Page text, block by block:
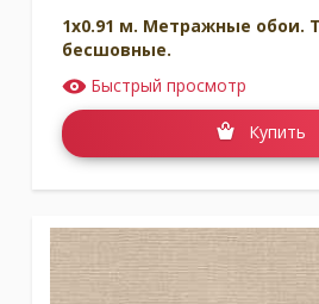
1x0.91 м. Метражные обои.
бесшовные.
Быстрый просмотр
Купить